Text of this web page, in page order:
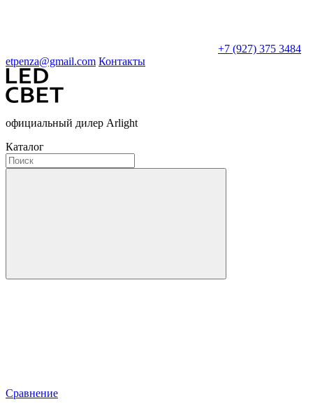
+7 (927) 375 3484
etpenza@gmail.com Контакты
официальный дилер Arlight
Каталог
Сравнение